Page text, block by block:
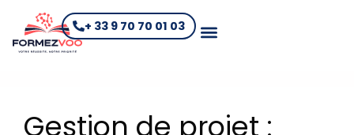
+ 33 9 70 70 01 03
Gestion de projet :